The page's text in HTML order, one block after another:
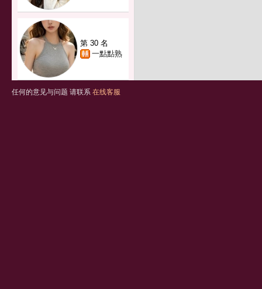
第 30 名
一點點熟
任何的意见与问题 请联系 在线客服